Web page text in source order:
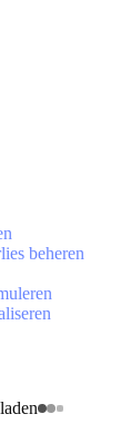
beheren